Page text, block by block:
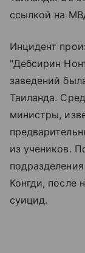
ссылкой на
Инцидент
"Дебсирин
заведений
Таиланда.
министры,
из учеников.
Конгди, после
суицид.